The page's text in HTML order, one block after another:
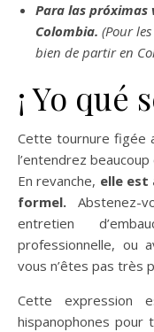
Para las próximas
Colombia. (Pour
bien de partir en
¡ Yo qué
Cette tournure figée
l’entendrez
En revanche, elle est
formel. Abstenez-
entretien
professionnelle, ou
vous n’êtes pas très
Cette expression
hispanophones pour